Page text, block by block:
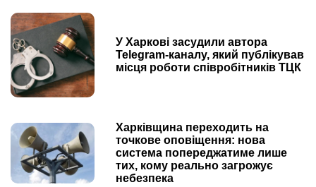
У Харкові засудили автора
Telegram-каналу, який публікував
місця роботи співробітників ТЦК
Харківщина переходить на
точкове оповіщення: нова
система попереджатиме лише
тих, кому реально загрожує
небезпека